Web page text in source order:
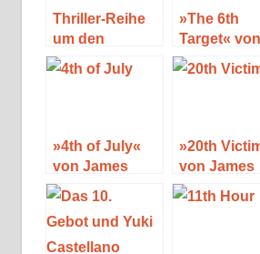
Thriller-Reihe
um den
»Women’s
Murder Club«
»The 6th
Target« von
James
Patterson
»4th of July«
von James
Patterson und
Maxine Paetro
»20th
von James
Patterson
Maxine